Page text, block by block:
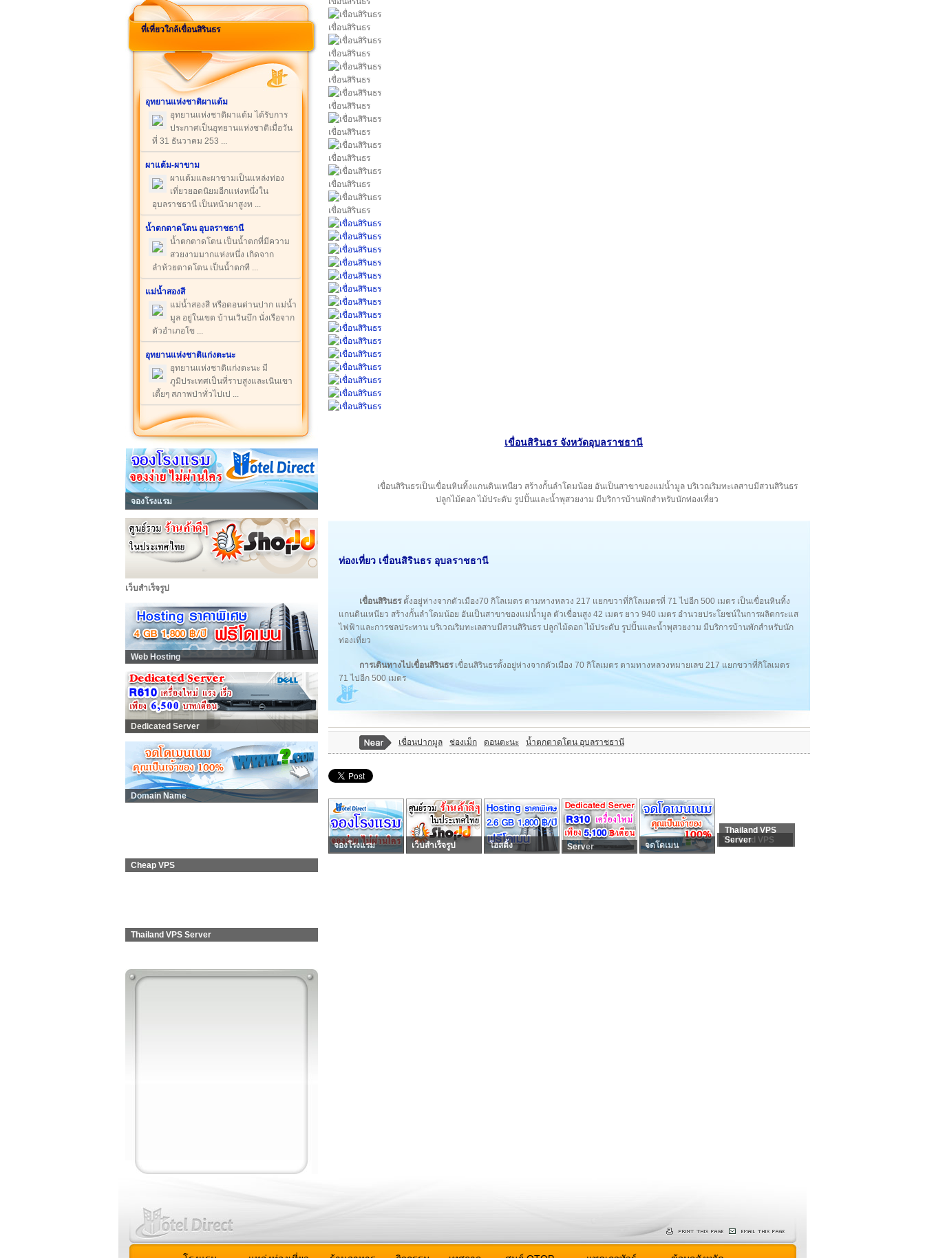
ที่เที่ยวใกล้เขื่อนสิรินธร
อุทยานแห่งชาติผาแต้ม
อุทยานแห่งชาติผาแต้ม ได้รับการ
ประกาศเป็นอุทยานแห่งชาติเมื่อวัน
ที่ 31 ธันวาคม 253 ...
ผาแต้ม-ผาขาม
ผาแต้มและผาขามเป็นแหล่งท่อง
เที่ยวยอดนิยมอีกแห่งหนึ่งใน
อุบลราชธานี เป็นหน้าผาสูงท ...
น้ำตกตาดโตน อุบลราชธานี
น้ำตกตาดโตน เป็นน้ำตกที่มีความ
สวยงามมากแห่งหนึ่ง เกิดจาก
ลำห้วยตาดโตน เป็นน้ำตกที ...
แม่น้ำสองสี
แม่น้ำสองสี หรือดอนด่านปาก แม่น้ำ
มูล อยู่ในเขต บ้านเวินบึก นั่งเรือจาก
ตัวอำเภอโข ...
อุทยานแห่งชาติแก่งตะนะ
อุทยานแห่งชาติแก่งตะนะ มี
ภูมิประเทศเป็นที่ราบสูงและเนินเขา
เตี้ยๆ สภาพป่าทั่วไปเป ...
จองโรงแรม
เว็บสำเร็จรูป
Web Hosting
Dedicated Server
Domain Name
Cheap VPS
Thailand VPS Server
เขื่อนสิรินธร
เขื่อนสิรินธร
เขื่อนสิรินธร
เขื่อนสิรินธร
เขื่อนสิรินธร
เขื่อนสิรินธร
เขื่อนสิรินธร
เขื่อนสิรินธร
เขื่อนสิรินธร จังหวัดอุบลราชธานี
เขื่อนสิรินธรเป็นเขื่อนหินทิ้งแกนดินเหนียว สร้างกั้นลำโดมน้อย อันเป็นสาขาของแม่น้ำมูล บริเวณริมทะเลสาบมีสวนสิรินธร
ปลูกไม้ดอก ไม้ประดับ รูปปั้นและน้ำพุสวยงาม มีบริการบ้านพักสำหรับนักท่องเที่ยว
ท่องเที่ยว เขื่อนสิรินธร อุบลราชธานี
เขื่อนสิรินธรตั้งอยู่ห่างจากตัวเมือง70 กิโลเมตร ตามทางหลวง 217 แยกขวาที่กิโลเมตรที่ 71 ไปอีก 500 เมตร เป็นเขื่อนหินทิ้ง
แกนดินเหนียว สร้างกั้นลำโดมน้อย อันเป็นสาขาของแม่น้ำมูล ตัวเขื่อนสูง 42 เมตร ยาว 940 เมตร อำนวยประโยชน์ในการผลิตกระแส
ไฟฟ้าและการชลประทาน บริเวณริมทะเลสาบมีสวนสิรินธร ปลูกไม้ดอก ไม้ประดับ รูปปั้นและน้ำพุสวยงาม มีบริการบ้านพักสำหรับนัก
ท่องเที่ยว
การเดินทางไปเขื่อนสิรินธรเขื่อนสิรินธรตั้งอยู่ห่างจากตัวเมือง 70 กิโลเมตร ตามทางหลวงหมายเลข 217 แยกขวาที่กิโลเมตร
71 ไปอีก 500 เมตร
เขื่อนปากมูล ช่องเม็ก ดอนตะนะ น้ำตกตาดโตน อุบลราชธานี
จองโรงแรม เว็บสำเร็จรูป โฮสติ้ง Server จดโดเมน
Thailand VPS
Thailand VPS
Server